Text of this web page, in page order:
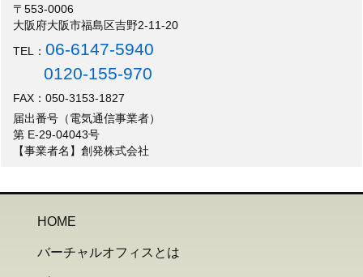
〒553-0006
大阪府大阪市福島区吉野2-11-20
TEL：06-6147-5940
0120-155-970
FAX：050-3153-1827
届出番号（電気通信事業者）
第 E-29-04043号
【事業者名】創発株式会社
HOME
バーチャルオフィスとは